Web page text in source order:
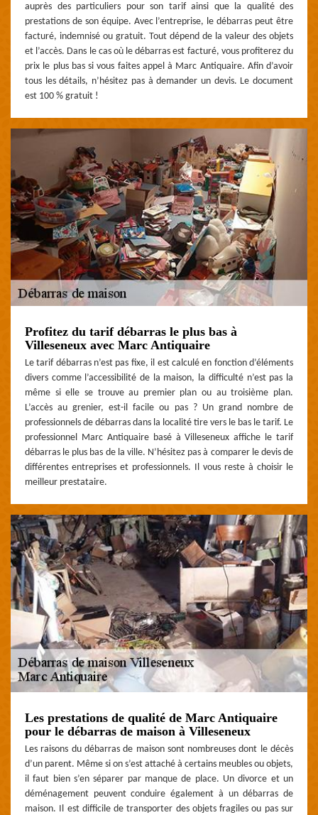
auprès des particuliers pour son tarif ainsi que la qualité des
prestations de son équipe. Avec l’entreprise, le débarras peut être
facturé, indemnisé ou gratuit. Tout dépend de la valeur des objets
et l’accès. Dans le cas où le débarras est facturé, vous profiterez du
prix le plus bas si vous faites appel à Marc Antiquaire. Afin d’avoir
tous les détails, n’hésitez pas à demander un devis. Le document
est 100 % gratuit !
Profitez du tarif débarras le plus bas à
Villeseneux avec Marc Antiquaire
Le tarif débarras n’est pas fixe, il est calculé en fonction d’éléments
divers comme l’accessibilité de la maison, la difficulté n’est pas la
même si elle se trouve au premier plan ou au troisième plan.
L’accès au grenier, est-il facile ou pas ? Un grand nombre de
professionnels de débarras dans la localité tire vers le bas le tarif. Le
professionnel Marc Antiquaire basé à Villeseneux affiche le tarif
débarras le plus bas de la ville. N’hésitez pas à comparer le devis de
différentes entreprises et professionnels. Il vous reste à choisir le
meilleur prestataire.
Les prestations de qualité de Marc Antiquaire
pour le débarras de maison à Villeseneux
Les raisons du débarras de maison sont nombreuses dont le décès
d’un parent. Même si on s’est attaché à certains meubles ou objets,
il faut bien s’en séparer par manque de place. Un divorce et un
déménagement peuvent conduire également à un débarras de
maison. Il est difficile de transporter des objets fragiles ou pas sur